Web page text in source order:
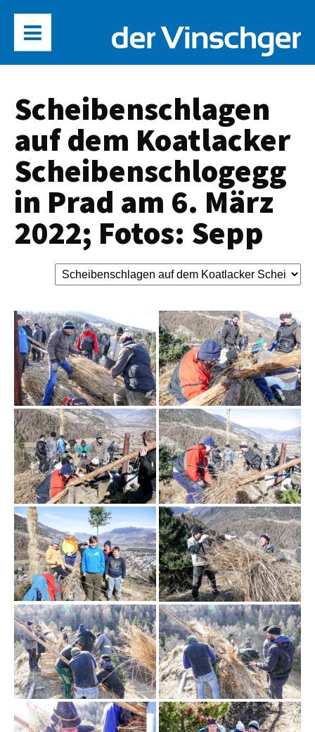
Scheibenschlagen
auf dem Koatlacker
Scheibenschlogegg
in Prad am 6. März
2022; Fotos: Sepp